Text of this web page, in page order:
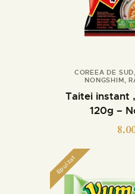
COREEA DE SUD,
NONGSHIM,
Taitei instant
120g –
Epuizat